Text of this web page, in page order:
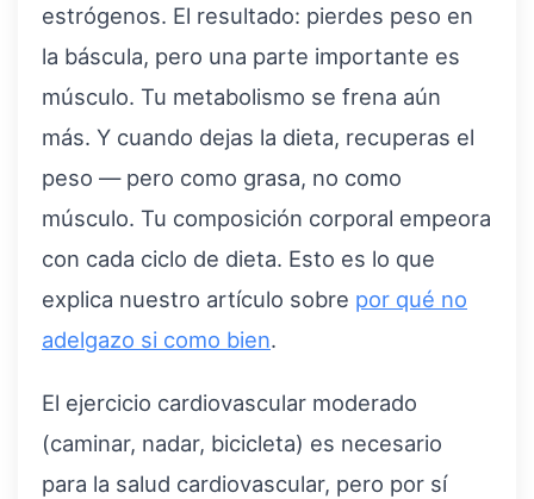
estrógenos. El resultado: pierdes peso en
la báscula, pero una parte importante es
músculo. Tu metabolismo se frena aún
más. Y cuando dejas la dieta, recuperas el
peso — pero como grasa, no como
músculo. Tu composición corporal empeora
con cada ciclo de dieta. Esto es lo que
explica nuestro artículo sobre por qué no
adelgazo si como bien.
El ejercicio cardiovascular moderado
(caminar, nadar, bicicleta) es necesario
para la salud cardiovascular, pero por sí